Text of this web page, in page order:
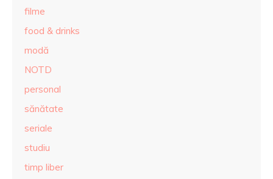
filme
food & drinks
modă
NOTD
personal
sănătate
seriale
studiu
timp liber